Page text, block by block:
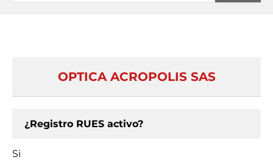
OPTICA ACROPOLIS SAS
¿Registro RUES activo?
Si